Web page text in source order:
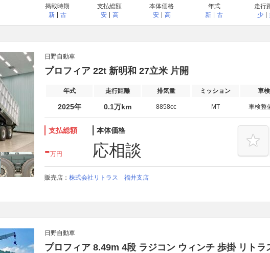
掲載時期
新
古
支払総額
安
高
本体価格
安
高
年式
新
古
走行
少
日野自動車
プロフィア 22t 新明和 27立米 片開
年式 走行距離 排気量 ミッション 車検
2025年 0.1万km 8858cc MT 車検整
支払総額
-万円
本体価格
応相談
販売店： 株式会社リトラス 福井支店
日野自動車
プロフィア 8.49m 4段 ラジコン ウィンチ 歩掛 リトラ